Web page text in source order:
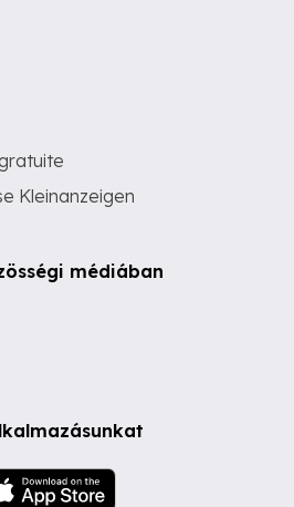
Kleinanzeigen
médiában